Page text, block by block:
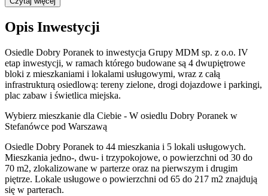
Opis Inwestycji
Osiedle Dobry Poranek to inwestycja Grupy MDM sp. z o.o. IV
etap inwestycji, w ramach którego budowane są 4 dwupiętrowe
bloki z mieszkaniami i lokalami usługowymi, wraz z całą
infrastrukturą osiedlową: tereny zielone, drogi dojazdowe i parkingi,
plac zabaw i świetlica miejska.
Wybierz mieszkanie dla Ciebie - W osiedlu Dobry Poranek w
Stefanówce pod Warszawą
Osiedle Dobry Poranek to 44 mieszkania i 5 lokali usługowych.
Mieszkania jedno-, dwu- i trzypokojowe, o powierzchni od 30 do
70 m2, zlokalizowane w parterze oraz na pierwszym i drugim
piętrze. Lokale usługowe o powierzchni od 65 do 217 m2 znajdują
się w parterach.